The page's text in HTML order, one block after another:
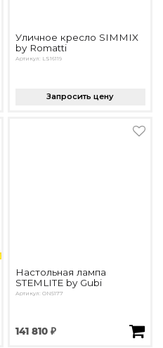
Уличное кресло SIMMIX
by Romatti
Артикул: LS16119
Запросить цену
Настольная лампа
STEMLITE by Gubi
Артикул: ON5177
141 810 ₽